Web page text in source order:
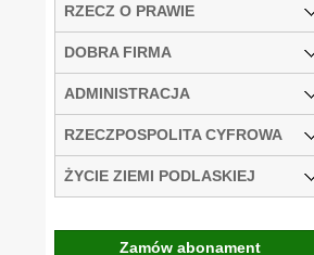
RZECZ O PRAWIE
DOBRA FIRMA
ADMINISTRACJA
RZECZPOSPOLITA CYFROWA
ŻYCIE ZIEMI PODLASKIEJ
Zamów abonament